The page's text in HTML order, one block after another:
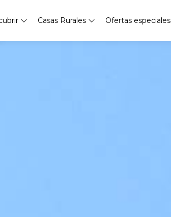
Casas Rurales Ofertas especiales